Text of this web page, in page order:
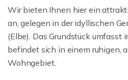
Wir bieten Ihnen hier ein
an, gelegen in der idyllischen
(Elbe). Das Grundstück umfasst
befindet sich in einem ruhigen,
Wohngebiet.